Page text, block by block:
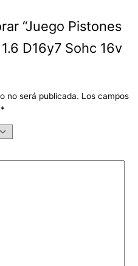
“Juego Pistones
D16y7 Sohc 16v
no será publicada. Los campos
*